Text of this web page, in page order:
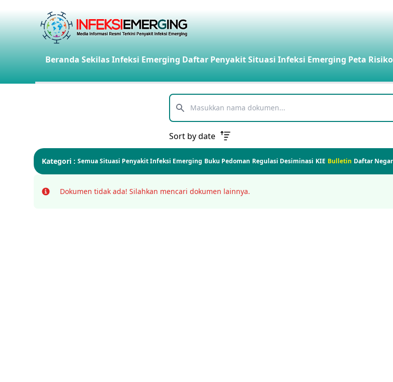
Beranda Sekilas Infeksi Emerging Daftar PenyakitSituasi Infeksi Emerging Peta Risiko
Telusuri
Sort by date
Kategori : Semua Situasi Penyakit Infeksi Emerging Buku Pedoman Regulasi Desiminasi KIE Bulletin Daftar
Info Dokumen tidak ada! Silahkan mencari dokumen lainnya.